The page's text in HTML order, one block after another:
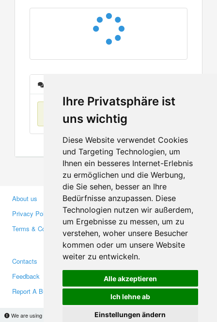
Ihre Privatsphäre ist
uns wichtig
Diese Website verwendet Cookies
und Targeting Technologien, um
Ihnen ein besseres Internet-Erlebnis
zu ermöglichen und die Werbung,
die Sie sehen, besser an Ihre
Bedürfnisse anzupassen. Diese
Technologien nutzen wir außerdem,
um Ergebnisse zu messen, um zu
verstehen, woher unsere Besucher
kommen oder um unsere Website
weiter zu entwickeln.
Alle akzeptieren
Ich lehne ab
Einstellungen ändern
We are using cookies to provide statistics that help us give you the best experience of
No items found
About us
Privacy Policy
Terms & Conditions
Business Partners
Investors
Media
Contacts
Feedback
Report A Bug
Facebook
Twitter
YouTube
Google+